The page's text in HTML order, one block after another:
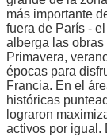
más importante
fuera de París -
alberga las obras
Primavera,
épocas para
Francia. En el
históricas
lograron
activos por igual.